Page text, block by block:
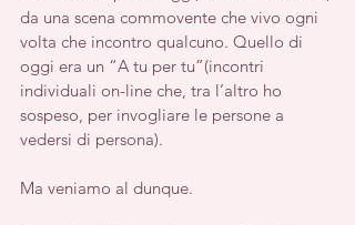
da una scena commovente che vivo ogni
volta che incontro qualcuno. Quello di
oggi era un “A tu per tu”(incontri
individuali on-line che, tra l’altro ho
sospeso, per invogliare le persone a
vedersi di persona).
Ma veniamo al dunque.